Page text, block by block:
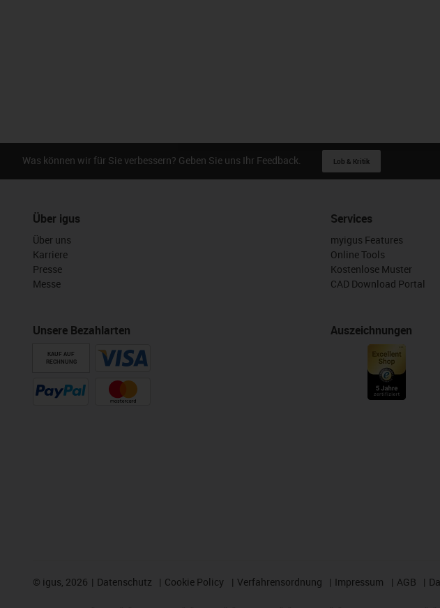
Was können wir für Sie verbessern? Geben Sie uns Ihr Feedback. Lob & Kritik
Über igus
Über uns
Karriere
Presse
Messe
Unsere Bezahlarten
KAUF AUF
RECHNUNG
Services
myigus Features
Online Tools
Kostenlose Muster
CAD Download Portal
Auszeichnungen
© igus, 2026 Datenschutz Cookie Policy Verfahrensordnung Impressum AGB